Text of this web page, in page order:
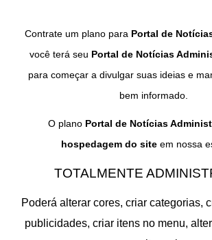
Contrate um plano para Portal de
você terá seu Portal de Notícias
para começar a divulgar suas ideias e
bem informado.
O plano Portal de Notícias
hospedagem do siteem nossa
TOTALMENTE
Poderá alterar cores, criar categorias,
publicidades, criar itens no menu,